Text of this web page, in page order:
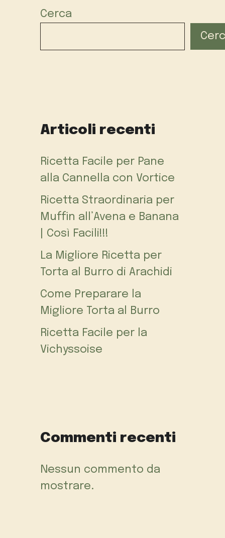
Cerca
Articoli recenti
Ricetta Facile per Pane
alla Cannella con Vortice
Ricetta Straordinaria per
Muffin all’Avena e Banana
| Così Facili!!!
La Migliore Ricetta per
Torta al Burro di Arachidi
Come Preparare la
Migliore Torta al Burro
Ricetta Facile per la
Vichyssoise
Commenti recenti
Nessun commento da
mostrare.